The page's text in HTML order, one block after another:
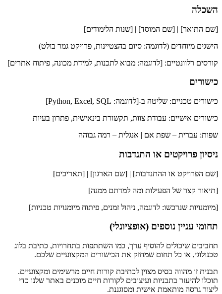
השכלה
[שם התואר] | [שם המוסד] | [שנות הלימודים]
הישגים מיוחדים (לדוגמה: סיום בהצטיינות, פרויקט גמר בולט)
קורסים רלוונטיים: [לדוגמה: מבוא לתכנות, למידת מכונה, פיתוח אתרים]
כישורים
כישורים טכניים: שליטה ב-[לדוגמה: Python, Excel, SQL]
כישורים אישיים: עבודת צוות, תקשורת בינאישית, פתרון בעיות
שפות: עברית – שפת אם | אנגלית – רמה גבוהה
ניסיון פרויקטים או התנדבות
[שם הפרויקט או ההתנדבות] | [שם הארגון] | [תאריכים]
[תיאור קצר של הפעילות ומה למדתם ממנה]
[מיומנויות שנרכשו: לדוגמה, ניהול זמנים, פיתוח מיומנויות טכניות]
תחומי עניין נוספים (אופציונלי)
תחביבים שיכולים להוסיף ערך, כמו השתתפות בתחרויות, כתיבת בלוג
טכנולוגי, או כל תחום שמחזק את הכישורים המקצועיים שלכם.
תבנית זו מהווה בסיס מצוין לכתיבת קורות חיים מרשימים ומקצועיים.
תוכלו להיעזר בתבניות ועיצובים לקורות חיים מוכנים באתר שלנו כדי
ליצור גרסה מותאמת אישית ומסוגננת.